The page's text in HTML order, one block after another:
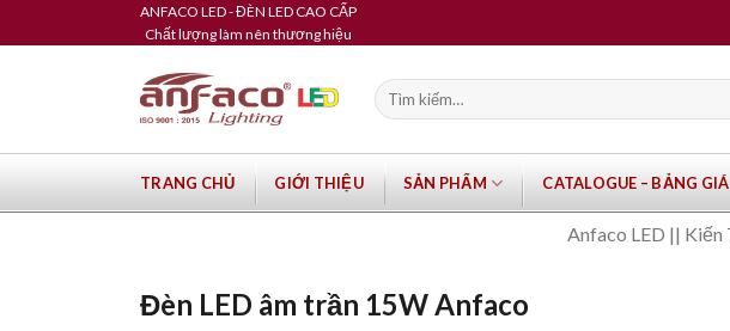
to
ANFACO LED - ĐÈN LED CAO CẤP
Chất lượng làm nên thương hiệu
Tìm
kiếm:
TRANG CHỦ GIỚI THIỆU SẢN PHẨM CATALOGUE – BẢNG GIÁ
Anfaco LED || Kiến
Đèn LED âm trần 15W Anfaco